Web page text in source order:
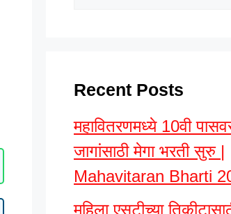
Recent Posts
महावितरणमध्ये 10वी
जागांसाठी मेगा भरती सुरु |
Mahavitaran Bharti
महिला एसटीच्या